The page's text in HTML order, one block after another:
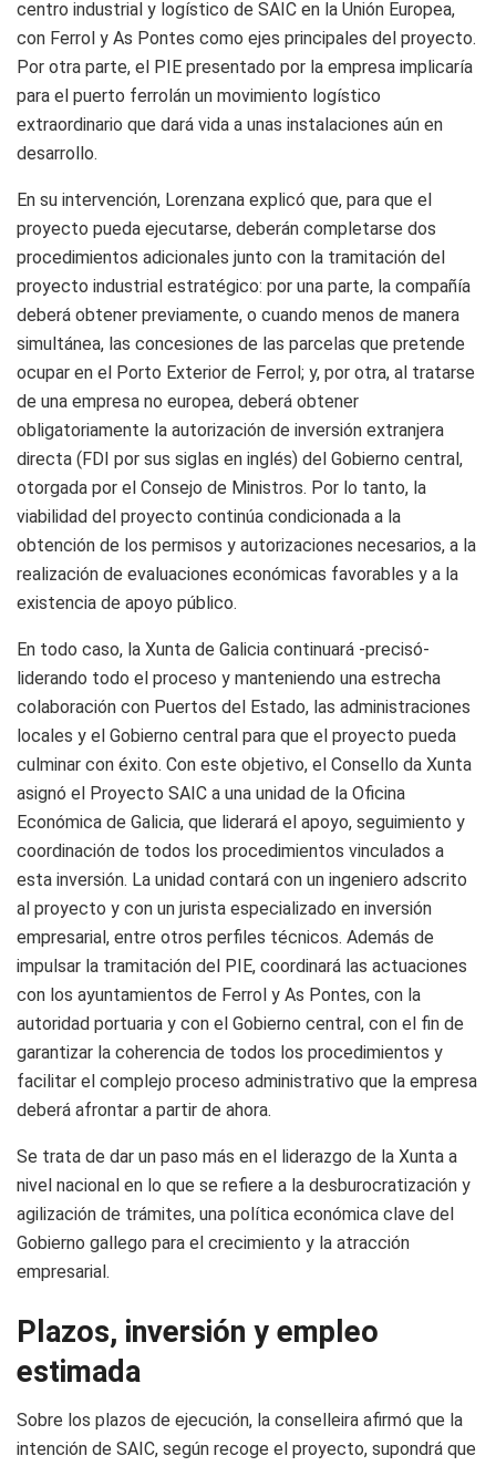
centro industrial y logístico de SAIC en la Unión Europea,
con Ferrol y As Pontes como ejes principales del proyecto.
Por otra parte, el PIE presentado por la empresa implicaría
para el puerto ferrolán un movimiento logístico
extraordinario que dará vida a unas instalaciones aún en
desarrollo.
En su intervención, Lorenzana explicó que, para que el
proyecto pueda ejecutarse, deberán completarse dos
procedimientos adicionales junto con la tramitación del
proyecto industrial estratégico: por una parte, la compañía
deberá obtener previamente, o cuando menos de manera
simultánea, las concesiones de las parcelas que pretende
ocupar en el Porto Exterior de Ferrol; y, por otra, al tratarse
de una empresa no europea, deberá obtener
obligatoriamente la autorización de inversión extranjera
directa (FDI por sus siglas en inglés) del Gobierno central,
otorgada por el Consejo de Ministros. Por lo tanto, la
viabilidad del proyecto continúa condicionada a la
obtención de los permisos y autorizaciones necesarios, a la
realización de evaluaciones económicas favorables y a la
existencia de apoyo público.
En todo caso, la Xunta de Galicia continuará -precisó-
liderando todo el proceso y manteniendo una estrecha
colaboración con Puertos del Estado, las administraciones
locales y el Gobierno central para que el proyecto pueda
culminar con éxito. Con este objetivo, el Consello da Xunta
asignó el Proyecto SAIC a una unidad de la Oficina
Económica de Galicia, que liderará el apoyo, seguimiento y
coordinación de todos los procedimientos vinculados a
esta inversión. La unidad contará con un ingeniero adscrito
al proyecto y con un jurista especializado en inversión
empresarial, entre otros perfiles técnicos. Además de
impulsar la tramitación del PIE, coordinará las actuaciones
con los ayuntamientos de Ferrol y As Pontes, con la
autoridad portuaria y con el Gobierno central, con el fin de
garantizar la coherencia de todos los procedimientos y
facilitar el complejo proceso administrativo que la empresa
deberá afrontar a partir de ahora.
Se trata de dar un paso más en el liderazgo de la Xunta a
nivel nacional en lo que se refiere a la desburocratización y
agilización de trámites, una política económica clave del
Gobierno gallego para el crecimiento y la atracción
empresarial.
Plazos, inversión y empleo
estimada
Sobre los plazos de ejecución, la conselleira afirmó que la
intención de SAIC, según recoge el proyecto, supondrá que